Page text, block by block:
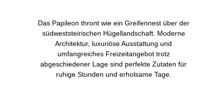
Das Papileon thront wie ein Greifennest über der
südweststeirischen Hügellandschaft. Moderne
Architektur, luxuriöse Ausstattung und
umfangreiches Freizeitangebot trotz
abgeschiedener Lage sind perfekte Zutaten für
ruhige Stunden und erholsame Tage.